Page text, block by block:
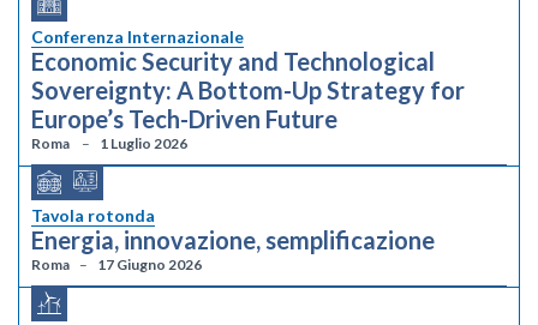
Conferenza Internazionale
Economic Security and Technological
Sovereignty: A Bottom-Up Strategy for
Europe’s Tech-Driven Future
Roma 1 Luglio 2026
Tavola rotonda
Energia, innovazione, semplificazione
Roma 17 Giugno 2026